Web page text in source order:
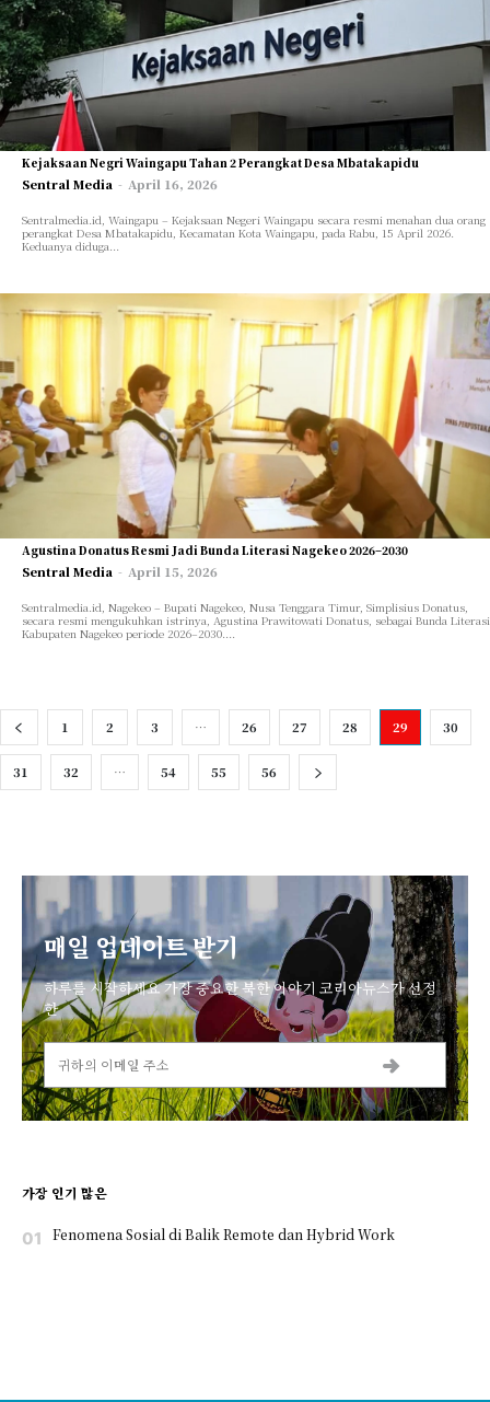
Kejaksaan Negri Waingapu Tahan 2 Perangkat Desa Mbatakapidu
Sentral Media - April 16, 2026
Sentralmedia.id, Waingapu – Kejaksaan Negeri Waingapu secara resmi menahan dua orang
perangkat Desa Mbatakapidu, Kecamatan Kota Waingapu, pada Rabu, 15 April 2026.
Keduanya diduga...
Agustina Donatus Resmi Jadi Bunda Literasi Nagekeo 2026–2030
Sentral Media - April 15, 2026
Sentralmedia.id, Nagekeo – Bupati Nagekeo, Nusa Tenggara Timur, Simplisius Donatus,
secara resmi mengukuhkan istrinya, Agustina Prawitowati Donatus, sebagai Bunda Literasi
Kabupaten Nagekeo periode 2026–2030....
1 2 3 … 26 27 28 29 30
31 32 … 54 55 56
매일 업데이트 받기
하루를 시작하세요 가장 중요한 북한 이야기 코리아뉴스가 선정
한
가장 인기 많은
Fenomena Sosial di Balik Remote dan Hybrid Work